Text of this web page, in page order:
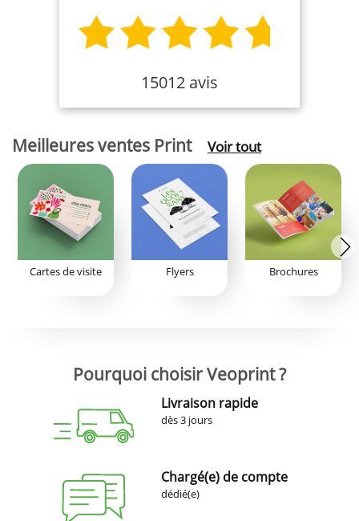
15012 avis
Meilleures ventes Print Voir tout
Cartes de visite Flyers Brochures
Pourquoi choisir Veoprint ?
Livraison rapide
dès 3 jours
Chargé(e) de compte
dédié(e)